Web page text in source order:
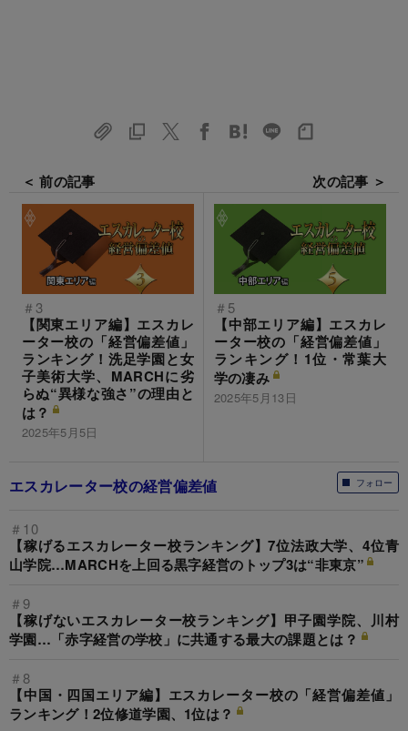
＜ 前の記事
＃3
【関東エリア編】エスカレ
ーター校の「経営偏差値」
ランキング！洗足学園と女
子美術大学、MARCHに劣
らぬ“異様な強さ”の理由と
は？
2025年5月5日
次の記事 ＞
＃5
【中部エリア編】エスカレ
ーター校の「経営偏差値」
ランキング！1位・常葉大
学の凄み
2025年5月13日
フォロー
エスカレーター校の経営偏差値
＃10
【稼げるエスカレーター校ランキング】7位法政大学、4位青
山学院…MARCHを上回る黒字経営のトップ3は“非東京”
＃9
【稼げないエスカレーター校ランキング】甲子園学院、川村
学園…「赤字経営の学校」に共通する最大の課題とは？
＃8
【中国・四国エリア編】エスカレーター校の「経営偏差値」
ランキング！2位修道学園、1位は？